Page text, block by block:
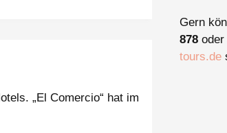
„El Comercio“ hat im
Gern
878 oder
tours.de